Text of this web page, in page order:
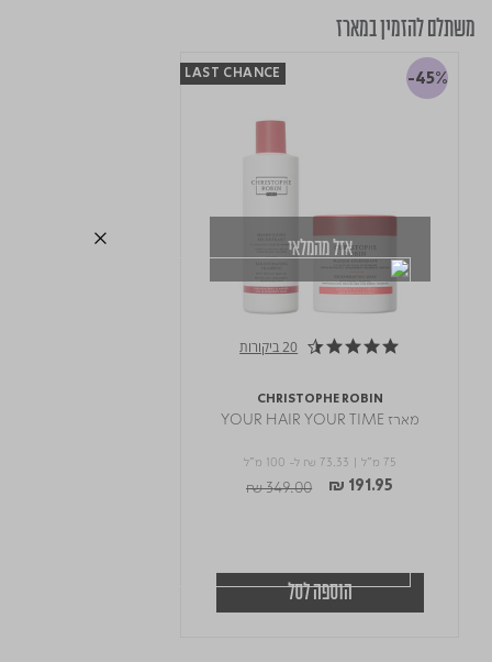
משתלם להזמין במארז
אזל מהמלאי
4.4 star rating 20 ביקורות
-45%
LAST CHANCE
CHRISTOPHE ROBIN
מארז YOUR HAIR YOUR TIME
75 מ"ל | ₪ 73.33 ל- 100 מ"ל
₪ 191.95
Price reduced from
₪ 349.00to
הוספה לסל